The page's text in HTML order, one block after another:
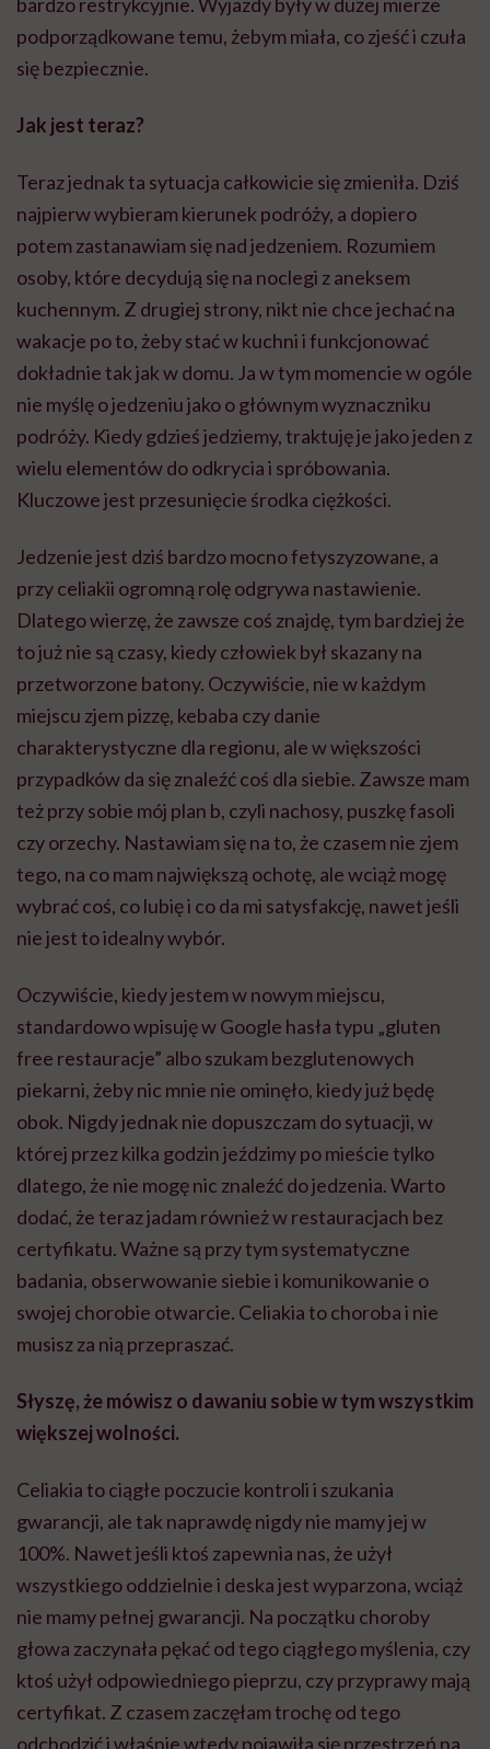
podporządkowane temu, żebym miała, co zjeść i czuła
się bezpiecznie.
Jak jest teraz?
Teraz jednak ta sytuacja całkowicie się zmieniła. Dziś
najpierw wybieram kierunek podróży, a dopiero
potem zastanawiam się nad jedzeniem. Rozumiem
osoby, które decydują się na noclegi z aneksem
kuchennym. Z drugiej strony, nikt nie chce jechać na
wakacje po to, żeby stać w kuchni i funkcjonować
dokładnie tak jak w domu. Ja w tym momencie w ogóle
nie myślę o jedzeniu jako o głównym wyznaczniku
podróży. Kiedy gdzieś jedziemy, traktuję je jako jeden z
wielu elementów do odkrycia i spróbowania.
Kluczowe jest przesunięcie środka ciężkości.
Jedzenie jest dziś bardzo mocno fetyszyzowane, a
przy celiakii ogromną rolę odgrywa nastawienie.
Dlatego wierzę, że zawsze coś znajdę, tym bardziej że
to już nie są czasy, kiedy człowiek był skazany na
przetworzone batony. Oczywiście, nie w każdym
miejscu zjem pizzę, kebaba czy danie
charakterystyczne dla regionu, ale w większości
przypadków da się znaleźć coś dla siebie. Zawsze mam
też przy sobie mój plan b, czyli nachosy, puszkę fasoli
czy orzechy. Nastawiam się na to, że czasem nie zjem
tego, na co mam największą ochotę, ale wciąż mogę
wybrać coś, co lubię i co da mi satysfakcję, nawet jeśli
nie jest to idealny wybór.
Oczywiście, kiedy jestem w nowym miejscu,
standardowo wpisuję w Google hasła typu „gluten
free restauracje” albo szukam bezglutenowych
piekarni, żeby nic mnie nie ominęło, kiedy już będę
obok. Nigdy jednak nie dopuszczam do sytuacji, w
której przez kilka godzin jeździmy po mieście tylko
dlatego, że nie mogę nic znaleźć do jedzenia. Warto
dodać, że teraz jadam również w restauracjach bez
certyfikatu. Ważne są przy tym systematyczne
badania, obserwowanie siebie i komunikowanie o
swojej chorobie otwarcie. Celiakia to choroba i nie
musisz za nią przepraszać.
Słyszę, że mówisz o dawaniu sobie w tym wszystkim
większej wolności.
Celiakia to ciągłe poczucie kontroli i szukania
gwarancji, ale tak naprawdę nigdy nie mamy jej w
100%. Nawet jeśli ktoś zapewnia nas, że użył
wszystkiego oddzielnie i deska jest wyparzona, wciąż
nie mamy pełnej gwarancji. Na początku choroby
głowa zaczynała pękać od tego ciągłego myślenia, czy
ktoś użył odpowiedniego pieprzu, czy przyprawy mają
certyfikat. Z czasem zaczęłam trochę od tego
odchodzić i właśnie wtedy pojawiła się przestrzeń na